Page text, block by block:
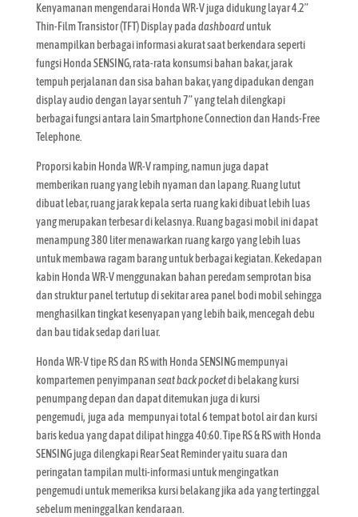
Kenyamanan mengendarai Honda WR-V juga didukung layar 4.2”
Thin-Film Transistor (TFT) Display padadashboarduntuk
menampilkan berbagai informasi akurat saat berkendara seperti
fungsi Honda SENSING, rata-rata konsumsi bahan bakar, jarak
tempuh perjalanan dan sisa bahan bakar, yang dipadukan dengan
display audio dengan layar sentuh 7” yang telah dilengkapi
berbagai fungsi antara lain Smartphone Connection dan Hands-Free
Telephone.
Proporsi kabin Honda WR-V ramping, namun juga dapat
memberikan ruang yang lebih nyaman dan lapang. Ruang lutut
dibuat lebar, ruang jarak kepala serta ruang kaki dibuat lebih luas
yang merupakan terbesar di kelasnya. Ruang bagasi mobil ini dapat
menampung 380 liter menawarkan ruang kargo yang lebih luas
untuk membawa ragam barang untuk berbagai kegiatan. Kekedapan
kabin Honda WR-V menggunakan bahan peredam semprotan bisa
dan struktur panel tertutup di sekitar area panel bodi mobil sehingga
menghasilkan tingkat kesenyapan yang lebih baik, mencegah debu
dan bau tidak sedap dari luar.
Honda WR-V tipe RS dan RS with Honda SENSING mempunyai
kompartemen penyimpananseat back pocketdi belakang kursi
penumpang depan dan dapat ditemukan juga di kursi
pengemudi, juga ada mempunyai total 6 tempat botol air dan kursi
baris kedua yang dapat dilipat hingga 40:60. Tipe RS & RS with Honda
SENSING juga dilengkapi Rear Seat Reminder yaitu suara dan
peringatan tampilan multi-informasi untuk mengingatkan
pengemudi untuk memeriksa kursi belakang jika ada yang tertinggal
sebelum meninggalkan kendaraan.